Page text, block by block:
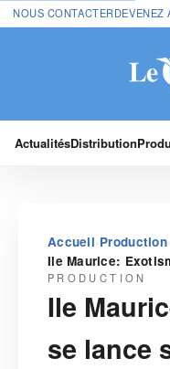
NOUS CONTACTERDEVENEZ
ActualitésDistribution
Accueil›Production›
Ile Maurice:
PRODUCTION
Ile
se lance